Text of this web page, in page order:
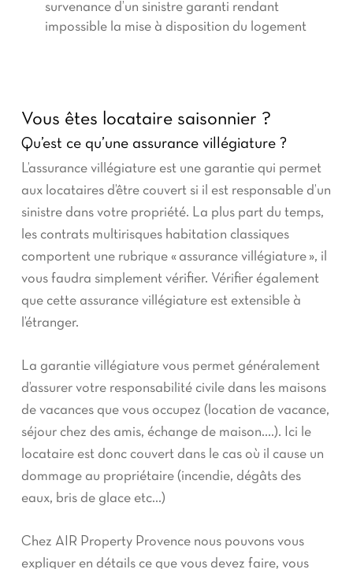
survenance d’un sinistre garanti rendant
impossible la mise à disposition du logement
Vous êtes locataire saisonnier ?
Qu’est ce qu’une assurance villégiature ?
L’assurance villégiature est une garantie qui permet
aux locataires d’être couvert si il est responsable d’un
sinistre dans votre propriété. La plus part du temps,
les contrats multirisques habitation classiques
comportent une rubrique « assurance villégiature », il
vous faudra simplement vérifier. Vérifier également
que cette assurance villégiature est extensible à
l’étranger.
La garantie villégiature vous permet généralement
d’assurer votre responsabilité civile dans les maisons
de vacances que vous occupez (location de vacance,
séjour chez des amis, échange de maison….). Ici le
locataire est donc couvert dans le cas où il cause un
dommage au propriétaire (incendie, dégâts des
eaux, bris de glace etc…)
Chez AIR Property Provence nous pouvons vous
expliquer en détails ce que vous devez faire, vous